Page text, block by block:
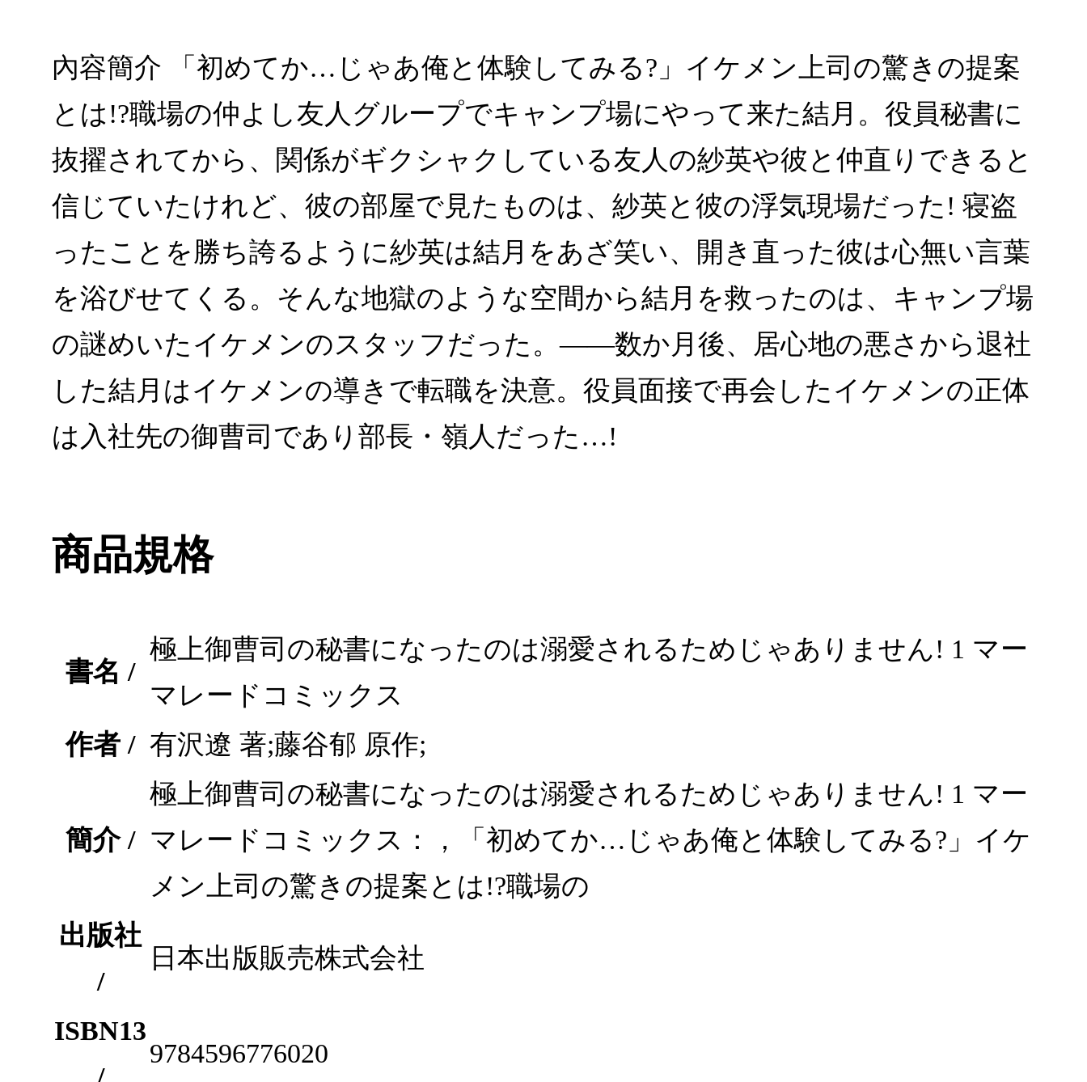
內容簡介 「初めてか…じゃあ俺と体験してみる?」イケメン上司の驚きの提案
とは!?職場の仲よし友人グループでキャンプ場にやって来た結月。役員秘書に
抜擢されてから、関係がギクシャクしている友人の紗英や彼と仲直りできると
信じていたけれど、彼の部屋で見たものは、紗英と彼の浮気現場だった! 寝盗
ったことを勝ち誇るように紗英は結月をあざ笑い、開き直った彼は心無い言葉
を浴びせてくる。そんな地獄のような空間から結月を救ったのは、キャンプ場
の謎めいたイケメンのスタッフだった。――数か月後、居心地の悪さから退社
した結月はイケメンの導きで転職を決意。役員面接で再会したイケメンの正体
は入社先の御曹司であり部長・嶺人だった…!
商品規格
書名 /
極上御曹司の秘書になったのは溺愛されるためじゃありません! 1 マー
マレードコミックス
作者 / 有沢遼 著;藤谷郁 原作;
簡介 /
極上御曹司の秘書になったのは溺愛されるためじゃありません! 1 マー
マレードコミックス：，「初めてか…じゃあ俺と体験してみる?」イケ
メン上司の驚きの提案とは!?職場の
出版社
/
日本出版販売株式会社
ISBN13
9784596776020